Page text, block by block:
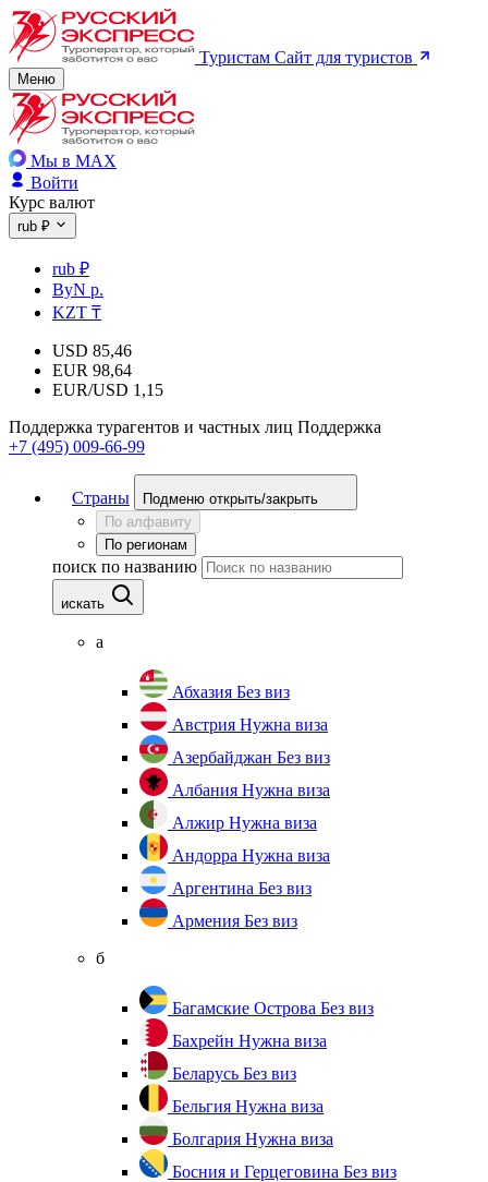
Туристам Сайт для туристов
Меню
Мы в MAX
Войти
Курс валют
rub ₽
rub ₽
ByN р.
KZT ₸
USD 85,46
EUR 98,64
EUR/USD 1,15
Поддержка турагентов и частных лиц Поддержка
+7 (495) 009-66-99
Страны
Подменю открыть/закрыть
По алфавиту
По регионам
поиск по названию
искать
а
Абхазия Без виз
Австрия Нужна виза
Азербайджан Без виз
Албания Нужна виза
Алжир Нужна виза
Андорра Нужна виза
Аргентина Без виз
Армения Без виз
б
Багамские Острова Без виз
Бахрейн Нужна виза
Беларусь Без виз
Бельгия Нужна виза
Болгария Нужна виза
Босния и Герцеговина Без виз